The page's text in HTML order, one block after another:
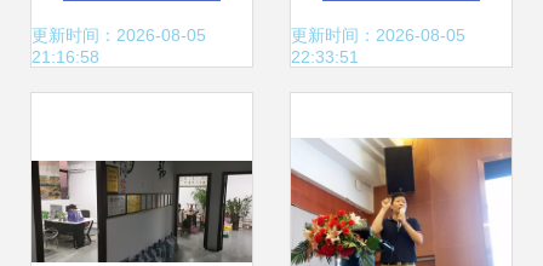
纪录 自研训练芯
定义自动驾驶方向
更新时间：2026-08-05
21:16:58
系统知识库存储策
更新时间：2026-08-05
22:33:51